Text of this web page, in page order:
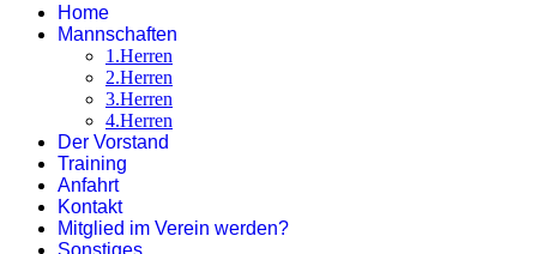
Home
Mannschaften
1.Herren
2.Herren
3.Herren
4.Herren
Der Vorstand
Training
Anfahrt
Kontakt
Mitglied im Verein werden?
Sonstiges